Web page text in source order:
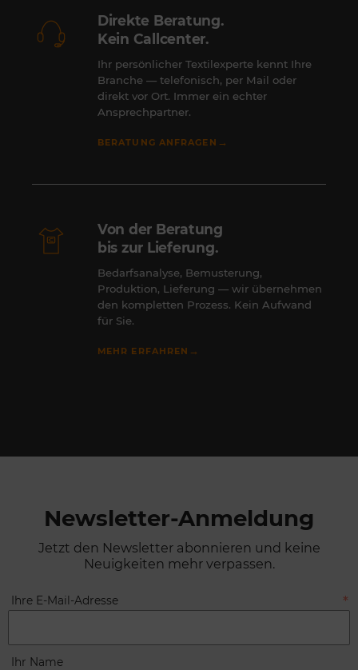
Direkte Beratung.
Kein Callcenter.
Ihr persönlicher Textilexperte kennt Ihre
Branche — telefonisch, per Mail oder
direkt vor Ort. Immer ein echter
Ansprechpartner.
BERATUNG ANFRAGEN →
Von der Beratung
bis zur Lieferung.
Bedarfsanalyse, Bemusterung,
Produktion, Lieferung — wir übernehmen
den kompletten Prozess. Kein Aufwand
für Sie.
MEHR ERFAHREN →
Newsletter-Anmeldung
Jetzt den Newsletter abonnieren und keine
Neuigkeiten mehr verpassen.
Ihre E-Mail-Adresse
Ihr Name